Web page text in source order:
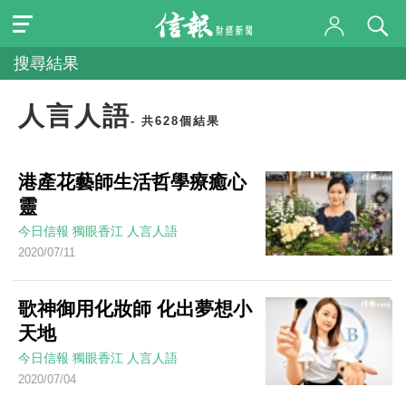
搜尋結果
人言人語- 共628個結果
港產花藝師生活哲學療癒心
靈
今日信報 獨眼香江 人言人語
2020/07/11
歌神御用化妝師 化出夢想小
天地
今日信報 獨眼香江 人言人語
2020/07/04